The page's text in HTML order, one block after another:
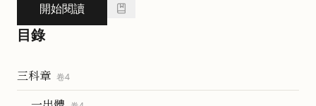
開始閱讀
目錄
三科章 卷4